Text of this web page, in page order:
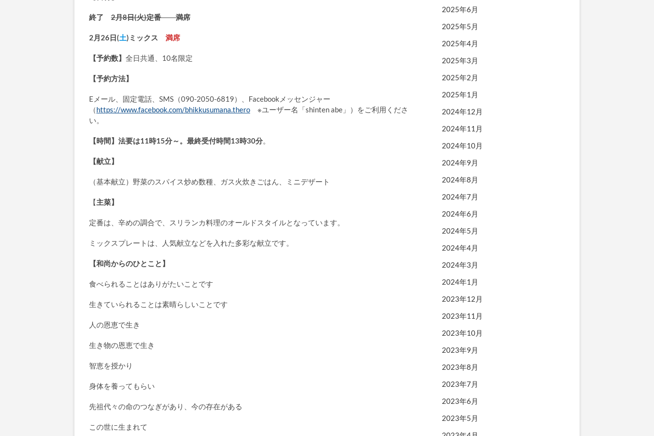
終了 2月8日(火)定番 満席
2月26日(土)ミックス 満席
【予約数】 全日共通、10名限定
【予約方法】
Eメール、固定電話、SMS（090-2050-6819）、Facebookメッセンジャー
（https://www.facebook.com/bhikkusumana.thero ※ユーザー名「shinten abe」）をご利用くださ
い。
【時間】法要は11時15分～。最終受付時間13時30分。
【献立】
（基本献立）野菜のスパイス炒め数種、ガス火炊きごはん、ミニデザート
【主菜】
定番は、辛めの調合で、スリランカ料理のオールドスタイルとなっています。
ミックスプレートは、人気献立などを入れた多彩な献立です。
【和尚からのひとこと】
食べられることはありがたいことです
生きていられることは素晴らしいことです
人の恩恵で生き
生き物の恩恵で生き
智恵を授かり
身体を養ってもらい
先祖代々の命のつなぎがあり、今の存在がある
この世に生まれて
2025年6月
2025年5月
2025年4月
2025年3月
2025年2月
2025年1月
2024年12月
2024年11月
2024年10月
2024年9月
2024年8月
2024年7月
2024年6月
2024年5月
2024年4月
2024年3月
2024年1月
2023年12月
2023年11月
2023年10月
2023年9月
2023年8月
2023年7月
2023年6月
2023年5月